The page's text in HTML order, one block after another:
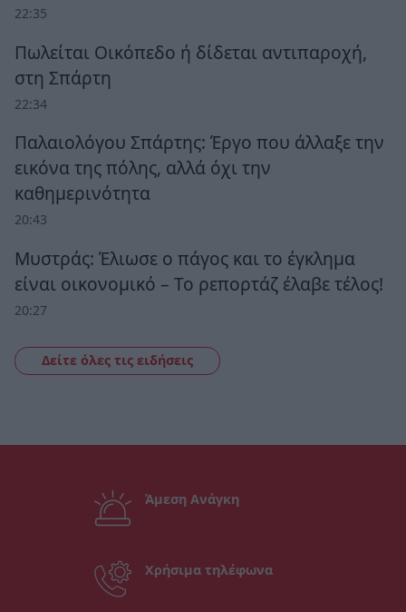
22:35
Πωλείται Οικόπεδο ή δίδεται αντιπαροχή,
στη Σπάρτη
22:34
Παλαιολόγου Σπάρτης: Έργο που άλλαξε την
εικόνα της πόλης, αλλά όχι την
καθημερινότητα
20:43
Μυστράς: Έλιωσε ο πάγος και το έγκλημα
είναι οικονομικό – Το ρεπορτάζ έλαβε τέλος!
20:27
Δείτε όλες τις ειδήσεις
Άμεση Ανάγκη
Χρήσιμα τηλέφωνα